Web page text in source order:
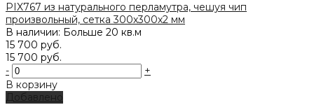
PIX767 из натурального перламутра, чешуя чип
произвольный, сетка 300х300х2 мм
В наличии: Больше 20 кв.м
15 700 руб.
15 700 руб.
-
+
В корзину
Добавлено